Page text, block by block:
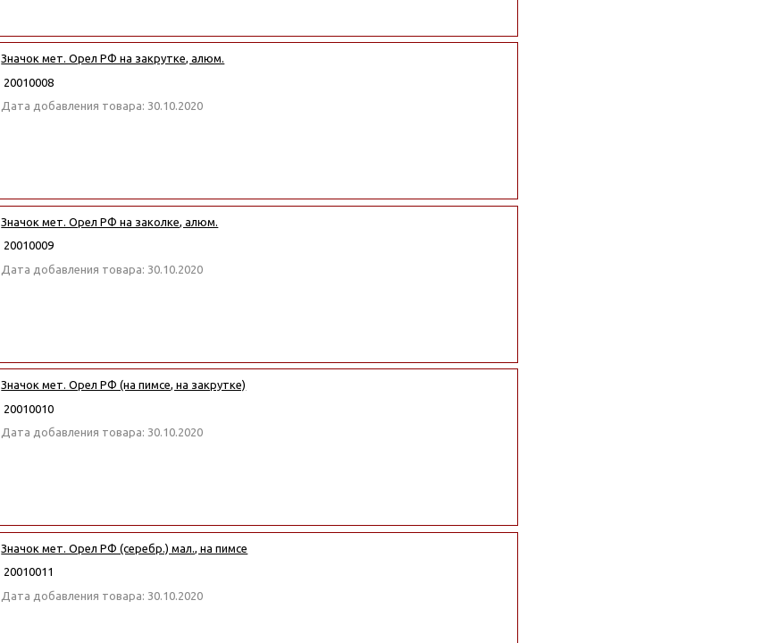
Значок мет. Орел РФ на закрутке, алюм.
20010008
Дата добавления товара: 30.10.2020
Значок мет. Орел РФ на заколке, алюм.
20010009
Дата добавления товара: 30.10.2020
Значок мет. Орел РФ (на пимсе, на закрутке)
20010010
Дата добавления товара: 30.10.2020
Значок мет. Орел РФ (серебр.) мал., на пимсе
20010011
Дата добавления товара: 30.10.2020